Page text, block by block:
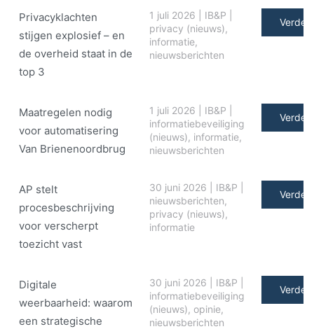
Privacyklachten
stijgen explosief – en
de overheid staat in de
top 3
1 juli 2026 IB&P
privacy (nieuws),
informatie,
nieuwsberichten
Verder
Maatregelen nodig
voor automatisering
Van Brienenoordbrug
1 juli 2026 IB&P
informatiebeveiliging
(nieuws), informatie,
nieuwsberichten
Verder
AP stelt
procesbeschrijving
voor verscherpt
toezicht vast
30 juni 2026 IB&P
nieuwsberichten,
privacy (nieuws),
informatie
Verder
Digitale
weerbaarheid: waarom
een strategische
30 juni 2026 IB&P
informatiebeveiliging
(nieuws), opinie,
nieuwsberichten
Verder